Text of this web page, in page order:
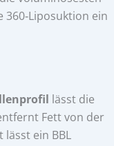
ein
lässt die
Fett von der
ein BBL